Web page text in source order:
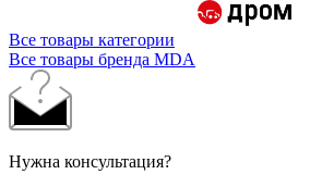
Все товары категории
Все товары бренда MDA
Нужна консультация?